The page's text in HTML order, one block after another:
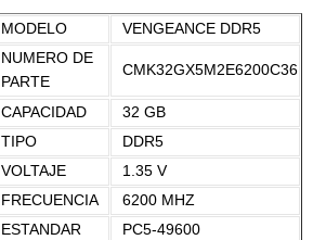
MODELO
VENGEANCE DDR5
NUMERO DE
PARTE
CMK32GX5M2E6200C36
CAPACIDAD
32 GB
TIPO
DDR5
VOLTAJE
1.35 V
FRECUENCIA
6200 MHZ
ESTANDAR
PC5-49600